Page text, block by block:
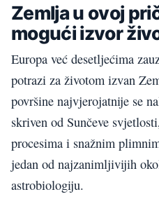
Zemlja u ovoj
mogući izvor
Europa već desetljećima
potrazi za životom izvan
površine najvjerojatnije se
skriven od Sunčeve
procesima i snažnim
jedan od najzanimljivijih
astrobiologiju.